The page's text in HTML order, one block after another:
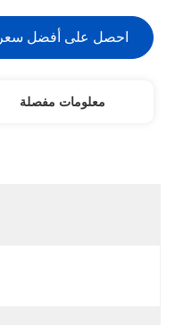
احصل على أفضل سعر
معلومات مفصلة